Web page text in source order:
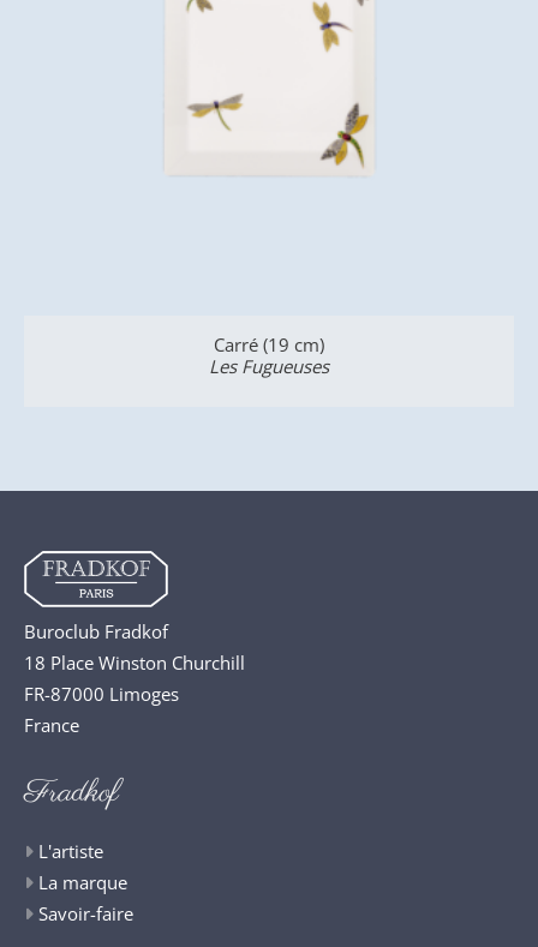
Carré (19 cm)
Les Fugueuses
Buroclub Fradkof
18 Place Winston Churchill
FR-87000 Limoges
France
Fradkof
L'artiste
La marque
Savoir-faire